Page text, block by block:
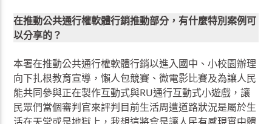
在推動公共通行權軟體行銷推動部分，有什麼特別案例可
以分享的？
本署在推動公共通行權軟體行銷以進入國中、小校園辦理
向下扎根教育宣導，懶人包競賽、微電影比賽及為讓人民
能共同參與正在製作互動式與RU通行互動式小遊戲，讓
民眾們當個審判官來評判目前生活周遭道路狀況是屬於生